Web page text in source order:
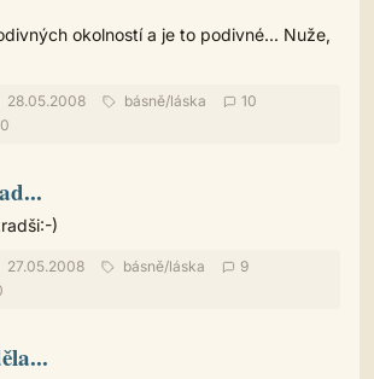
okolností a je to podivné... Nuže,
28.05.2008 básně/láska
10
0
)
27.05.2008 básně/láska
9